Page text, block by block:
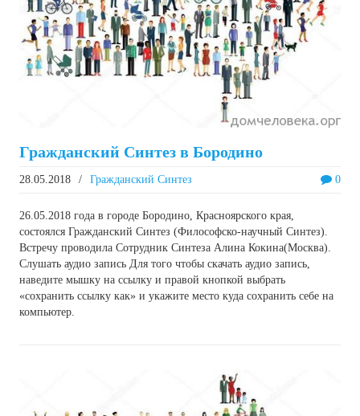
Гражданский Синтез в Бородино
0
28.05.2018 / Гражданский Синтез
26.05.2018 года в городе Бородино, Красноярского края,
состоялся Гражданский Синтез (Философско-научный Синтез).
Встречу проводила Сотрудник Синтеза Алина Кокина(Москва).
Слушать аудио запись Для того чтобы скачать аудио запись,
наведите мышку на ссылку и правой кнопкой выбрать
«сохранить ссылку как» и укажите место куда сохранить себе на
компьютер.